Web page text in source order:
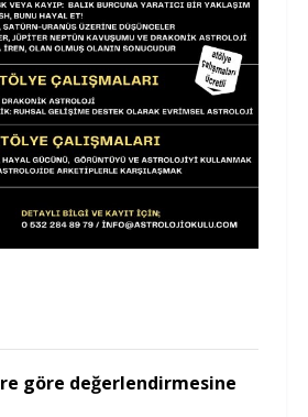
göre değerlendirmesine